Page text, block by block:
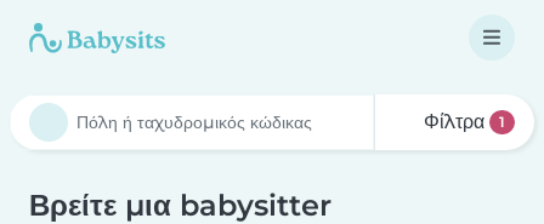
Φίλτρα 1
Βρείτε μια babysitter